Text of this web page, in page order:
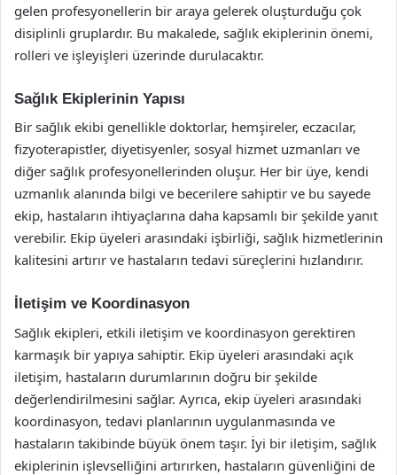
gelen profesyonellerin bir araya gelerek oluşturduğu çok
disiplinli gruplardır. Bu makalede, sağlık ekiplerinin önemi,
rolleri ve işleyişleri üzerinde durulacaktır.
Sağlık Ekiplerinin Yapısı
Bir sağlık ekibi genellikle doktorlar, hemşireler, eczacılar,
fizyoterapistler, diyetisyenler, sosyal hizmet uzmanları ve
diğer sağlık profesyonellerinden oluşur. Her bir üye, kendi
uzmanlık alanında bilgi ve becerilere sahiptir ve bu sayede
ekip, hastaların ihtiyaçlarına daha kapsamlı bir şekilde yanıt
verebilir. Ekip üyeleri arasındaki işbirliği, sağlık hizmetlerinin
kalitesini artırır ve hastaların tedavi süreçlerini hızlandırır.
İletişim ve Koordinasyon
Sağlık ekipleri, etkili iletişim ve koordinasyon gerektiren
karmaşık bir yapıya sahiptir. Ekip üyeleri arasındaki açık
iletişim, hastaların durumlarının doğru bir şekilde
değerlendirilmesini sağlar. Ayrıca, ekip üyeleri arasındaki
koordinasyon, tedavi planlarının uygulanmasında ve
hastaların takibinde büyük önem taşır. İyi bir iletişim, sağlık
ekiplerinin işlevselliğini artırırken, hastaların güvenliğini de